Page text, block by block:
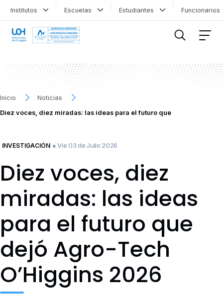
Institutos Escuelas Estudiantes
Inicio
Noticias
Diez voces, diez miradas: las ideas para el futuro que
INVESTIGACIÓN ● Vie 03 de Julio 2026
Diez voces, diez
miradas: las ideas
para el futuro que
dejó Agro-Tech
O’Higgins 2026